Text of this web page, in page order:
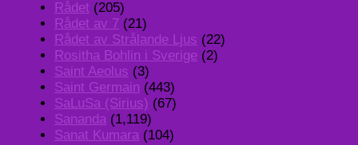
Rådet (205)
Rådet av 7 (21)
Rådet av Strålande Ljus (22)
Rositha Bohlin i Sverige (2)
Saint Aeolus (3)
Saint Germain (443)
SaLuSa (Sirius) (67)
Sananda (1,119)
Sanat Kumara (104)